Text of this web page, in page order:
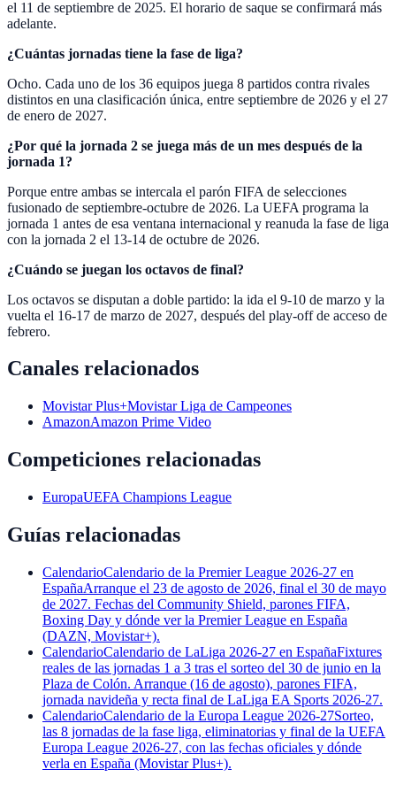
el 11 de septiembre de 2025. El horario de saque se confirmará más
adelante.
¿Cuántas jornadas tiene la fase de liga?
Ocho. Cada uno de los 36 equipos juega 8 partidos contra rivales
distintos en una clasificación única, entre septiembre de 2026 y el 27
de enero de 2027.
¿Por qué la jornada 2 se juega más de un mes después de la
jornada 1?
Porque entre ambas se intercala el parón FIFA de selecciones
fusionado de septiembre-octubre de 2026. La UEFA programa la
jornada 1 antes de esa ventana internacional y reanuda la fase de liga
con la jornada 2 el 13-14 de octubre de 2026.
¿Cuándo se juegan los octavos de final?
Los octavos se disputan a doble partido: la ida el 9-10 de marzo y la
vuelta el 16-17 de marzo de 2027, después del play-off de acceso de
febrero.
Canales relacionados
Movistar Plus+Movistar Liga de Campeones
AmazonAmazon Prime Video
Competiciones relacionadas
EuropaUEFA Champions League
Guías relacionadas
CalendarioCalendario de la Premier League 2026-27 en
EspañaArranque el 23 de agosto de 2026, final el 30 de mayo
de 2027. Fechas del Community Shield, parones FIFA,
Boxing Day y dónde ver la Premier League en España
(DAZN, Movistar+).
CalendarioCalendario de LaLiga 2026-27 en EspañaFixtures
reales de las jornadas 1 a 3 tras el sorteo del 30 de junio en la
Plaza de Colón. Arranque (16 de agosto), parones FIFA,
jornada navideña y recta final de LaLiga EA Sports 2026-27.
CalendarioCalendario de la Europa League 2026-27Sorteo,
las 8 jornadas de la fase liga, eliminatorias y final de la UEFA
Europa League 2026-27, con las fechas oficiales y dónde
verla en España (Movistar Plus+).